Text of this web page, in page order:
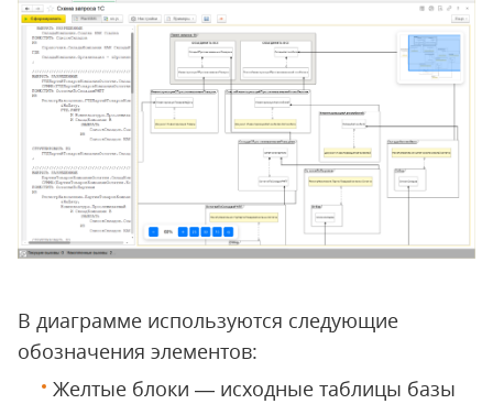
В диаграмме используются следующие
обозначения элементов:
Желтые блоки — исходные таблицы базы